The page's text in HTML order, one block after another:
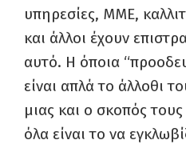
υπηρεσίες, ΜΜΕ,
και άλλοι έχουν
αυτό. Η όποια
είναι απλά το άλλοθι
μιας και ο σκοπός
όλα είναι το να